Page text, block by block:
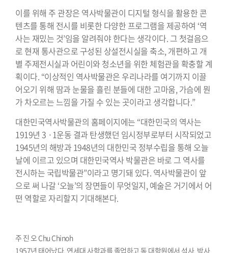
이를 위해 주 관장은 역사박물관이 디지털 형식을 활용한 콘
텐츠를 통해 전시를 비롯한 다양한 프로그램을 제공하여 ‘역
사는 재밌는 것’임을 알려줘야 한다는 생각이다. 그 첫걸음으
로 현재 통사관으로 구성된 상설전시실을 축소, 개편하고 개
별 주제전시실과 어린이와 청소년을 위한 체험관을 확충할 계
획이다. “이상적인 역사박물관은 우리나라를 여기까지 이끌
어오기 위해 땀과 눈물을 흘린 분들에 대한 고마움, 가슴에 뭔
가 차오르는 느낌을 가질 수 있는 곳이라고 생각합니다.”
대한민국역사박물관의 홈페이지에는 “대한민국의 역사는
1919년 3 ·1운동 결과 탄생했던 임시정부로부터 시작되었고
1945년의 해방과 1948년의 대한민국 정부수립을 통해 오늘
날에 이르고 있으며 대한민국역사 박물관은 바로 그 역사를
전시하는 국립박물관”이라고 명기돼 있다. 역사박물관이 앞
으로 써 나갈 ‘오늘’의 장면들이 무엇일지, 예술은 거기에서 어
떤 역할로 자리할지 기대해본다.
주 진 오 Chu Chinoh
1957년 태어났다. 연세대 사학과를 졸업하고 동 대학원에서 석사, 박사